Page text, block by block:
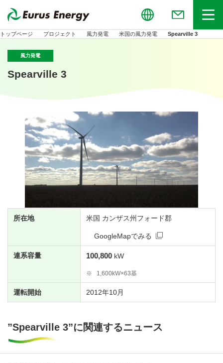
Globalお問い合わせメニュー
トップページ プロジェクト 風力発電 米国の風力発電 Spearville 3
風力発電
Spearville 3
所在地 米国 カンザス州フォード郡
GoogleMapでみる
連系容量 100,800 kW
※ 1,600kW×63基
運転開始 2012年10月
”Spearville 3”に関連するニュース